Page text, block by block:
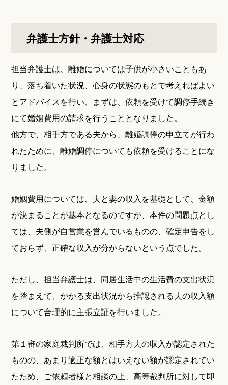
弁護士方針・弁護士対応
担当弁護士は、離婚については子供が小さいこともあ
り、落ち着いた状況、心身の状態のもとで考えればよい
とアドバイスを行い、まずは、依頼を受けて調停手続き
にて婚姻費用の請求を行うこととなりました。
他方で、相手方である夫から、離婚調停の申立てが行わ
れたために、離婚調停についても依頼を受けることにな
りました。
婚姻費用については、夫と妻の収入を基礎として、金額
が決まることが基本となるのですが、本件の問題点とし
ては、夫側が自営業を営んでいるものの、確定申告をし
ておらず、正確な収入が分からないという点でした。
ただし、担当弁護士は、同居生活中の生活費の支出状況
を踏まえて、かかる支出状況から推認される夫の収入額
について合理的に主張立証を行いました。
第１審の家庭裁判所では、相手方夫の収入が認定された
ものの、あまり適正な額とはいえない額が認定されてい
たため、ご依頼者様と相談の上、高等裁判所に対して即